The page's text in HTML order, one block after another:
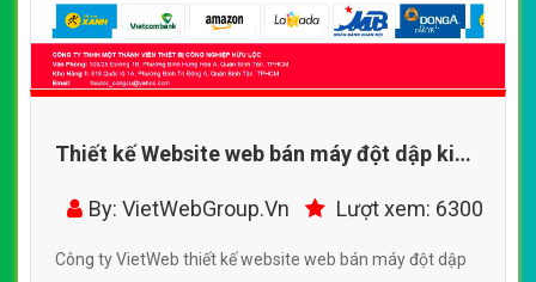
Thiết kế Website web bán máy đột dập kim
loại - huuloccnccom
By: VietWebGroup.Vn Lượt xem: 6300
Công ty VietWeb thiết kế website web bán máy đột dập